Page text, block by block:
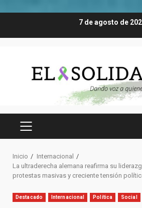
7 de agosto de
MENÚ
Inicio
Internacional
La ultraderecha alemana reafirma su
protestas masivas y creciente tensión
Destacado Internacional Política Social